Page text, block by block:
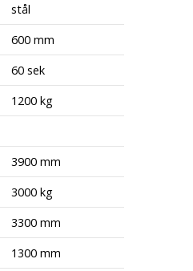
stål
600 mm
60 sek
1200 kg
3900 mm
3000 kg
3300 mm
1300 mm